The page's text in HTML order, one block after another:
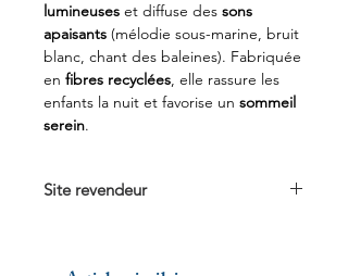
lumineuses et diffuse des sons
apaisants (mélodie sous-marine, bruit
blanc, chant des baleines). Fabriquée
en fibres recyclées, elle rassure les
enfants la nuit et favorise un sommeil
serein.
Site revendeur